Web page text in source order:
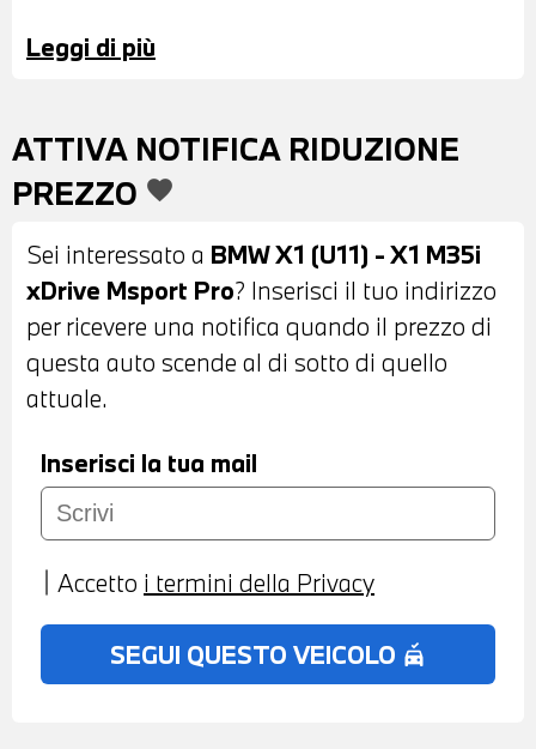
DA 20" - IMPIANTO FRENANTE
PORTATTUTTO SUL TETTO M
INDIVIDUAL SHADOW LINE - FARI BMW
ACCCESS - ACTIVE GUARD - SPECCHI
ESTERNI RICHIUDIBILI ELETTRICAMENTE
E ANTIABBAGLIANTI - FARI LED ADATTIVI
- SENSORI DI PARCHEGGIO ANTERIORI E
POSTERIORI - TELECAMERA
POSTERIORE - VETRI ELETTRICI - VETRI
POSTERIORI E LUNOTTO OSCURATI -
SPOILER POSTERIORE M - ANTIFURTO
INTERNO AUTOANABBAGLIANTI -
CAMBIO AUTOMATICO CON LEVE AL
VOLANTE - PORTELLONE POSTERIORE
Leggi di più
ATTIVA NOTIFICA RIDUZIONE
PREZZO favorite
Sei interessato a BMW X1 (U11) - X1 M35i
xDrive Msport Pro? Inserisci il tuo indirizzo
per ricevere una notifica quando il prezzo di
questa auto scende al di sotto di quello
attuale.
Inserisci la tua mail
Accetto i termini della Privacy
SEGUI QUESTO VEICOLO no_crash